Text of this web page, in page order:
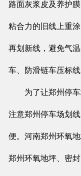
路面灰浆皮及养护
粘合力的旧线上重
再划新线，避免气
车、防滑链车压标线
为了让郑州停车
注意郑州停车场划
便。河南郑州环氧
郑州环氧地坪、密